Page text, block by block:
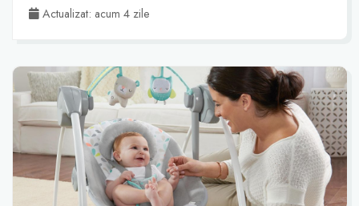
Actualizat: acum 4 zile